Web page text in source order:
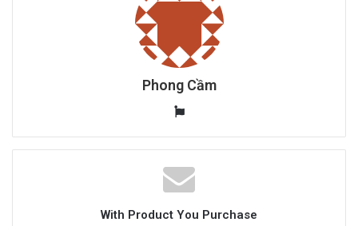
Phong Cầm
W
b
s
i
e
With Product You Purchase